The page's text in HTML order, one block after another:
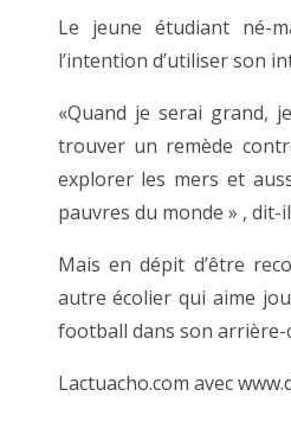
Le jeune étudiant né-
l’intention d’utiliser son
«Quand je serai grand,
trouver un remède
explorer les mers et
pauvres du monde » , dit-
Mais en dépit d’être
autre écolier qui aime
football dans son arrière-
Lactuacho.com avec